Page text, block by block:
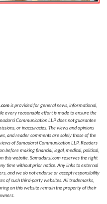
is provided for general news, informational,
every reasonable effort is made to ensure the
Communication LLP does not guarantee
or inaccuracies. The views and opinions
and reader comments are solely those of the
of Samadarsi Communication LLP. Readers
before making financial, legal, medical, political,
this website. Samadarsi.com reserves the right
time without prior notice. Any links to external
and we do not endorse or accept responsibility
of such third-party websites. All trademarks,
on this website remain the property of their